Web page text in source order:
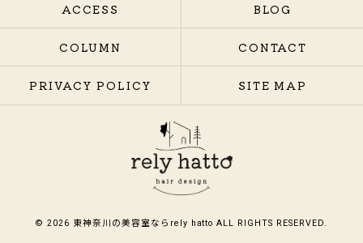
ACCESS BLOG
COLUMN CONTACT
PRIVACY POLICY SITE MAP
© 2026 東神奈川の美容室ならrely hatto ALL RIGHTS RESERVED.